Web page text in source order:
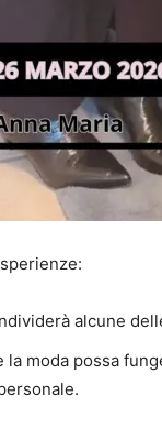
alcune
la moda possa